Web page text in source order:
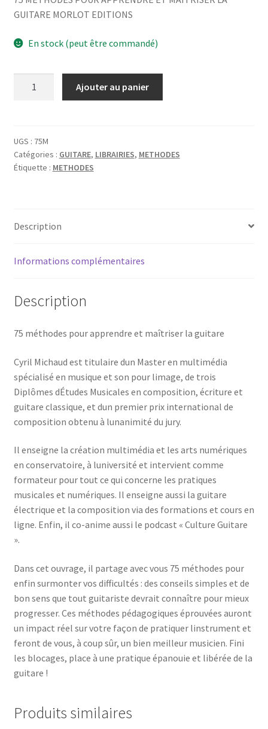
GUITARE MORLOT EDITIONS
En stock (peut être commandé)
POUR
APPRENDRE
ET
MORLOT
Ajouter au panier
UGS : 75M
Catégories : GUITARE, LIBRAIRIES, METHODES
Étiquette : METHODES
Description
Informations complémentaires
Description
75 méthodes pour apprendre et maîtriser la guitare
Cyril Michaud est titulaire dun Master en multimédia
spécialisé en musique et son pour limage, de trois
Diplômes dÉtudes Musicales en composition, écriture et
guitare classique, et dun premier prix international de
composition obtenu à lunanimité du jury.
Il enseigne la création multimédia et les arts numériques
en conservatoire, à luniversité et intervient comme
formateur pour tout ce qui concerne les pratiques
musicales et numériques. Il enseigne aussi la guitare
électrique et la composition via des formations et cours en
ligne. Enfin, il co-anime aussi le podcast « Culture Guitare
».
Dans cet ouvrage, il partage avec vous 75 méthodes pour
enfin surmonter vos difficultés : des conseils simples et de
bon sens que tout guitariste devrait connaître pour mieux
progresser. Ces méthodes pédagogiques éprouvées auront
un impact réel sur votre façon de pratiquer linstrument et
feront de vous, à coup sûr, un bien meilleur musicien. Fini
les blocages, place à une pratique épanouie et libérée de la
guitare !
Produits similaires